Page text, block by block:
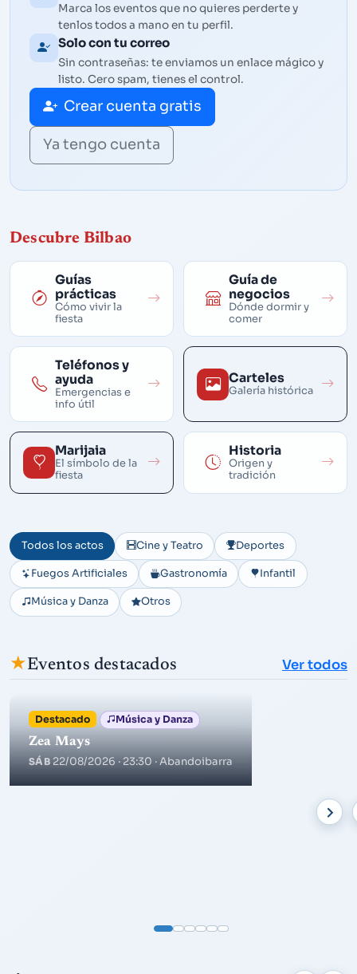
Marca los eventos que no quieres perderte y
tenlos todos a mano en tu perfil.
Solo con tu correo
Sin contraseñas: te enviamos un enlace mágico y
listo. Cero spam, tienes el control.
Crear cuenta gratis
Ya tengo cuenta
Descubre Bilbao
Guías
prácticas
Cómo vivir la
fiesta
Guía de
negocios
Dónde dormir y
comer
Teléfonos y
ayuda
Emergencias e
info útil
Carteles
Galería histórica
Marijaia
El símbolo de la
fiesta
Historia
Origen y
tradición
Todos los actos Cine y Teatro Deportes
Fuegos Artificiales Gastronomía Infantil
Música y Danza Otros
★Eventos destacados Ver todos
Destacado
Música y Danza
Zea Mays
SÁB 22/08/2026 · 23:30 · Abandoibarra